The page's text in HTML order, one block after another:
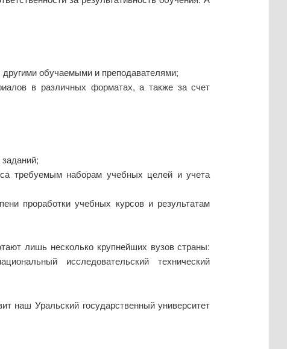
обучаемыми и преподавателями;
в различных форматах, а также за счет
требуемым наборам учебных целей и учета
проработки учебных курсов и результатам
лишь несколько крупнейших вузов страны:
исследовательский технический
наш Уральский государственный университет